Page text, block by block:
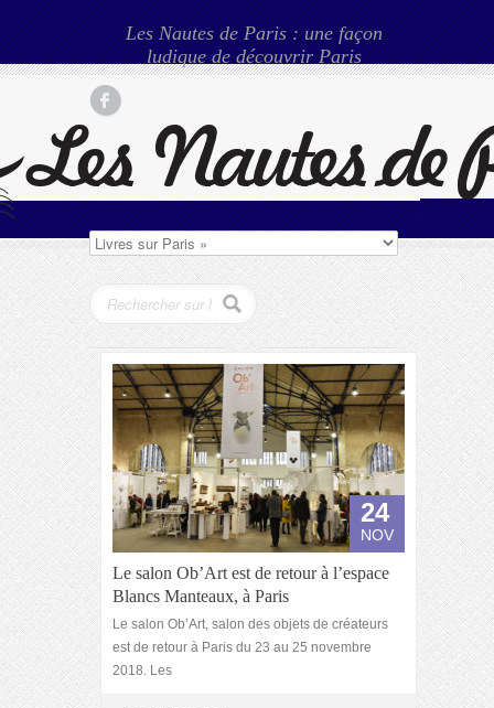
Les Nautes de Paris : une façon
ludique de découvrir Paris
24
NOV
Le salon Ob’Art est de retour à l’espace
Blancs Manteaux, à Paris
Le salon Ob’Art, salon des objets de créateurs
est de retour à Paris du 23 au 25 novembre
2018. Les